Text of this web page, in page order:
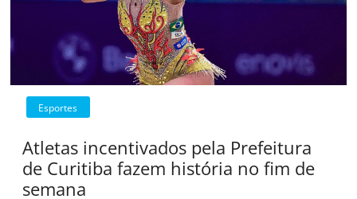
Esportes
Atletas incentivados pela Prefeitura
de Curitiba fazem história no fim de
semana